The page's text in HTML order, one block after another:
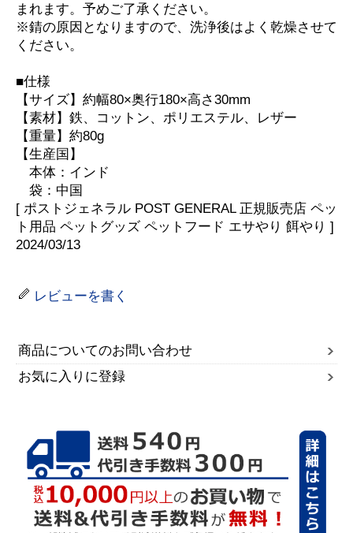
まれます。予めご了承ください。
※錆の原因となりますので、洗浄後はよく乾燥させて
ください。
■仕様
【サイズ】約幅80×奥行180×高さ30mm
【素材】鉄、コットン、ポリエステル、レザー
【重量】約80g
【生産国】
本体：インド
袋：中国
[ ポストジェネラル POST GENERAL 正規販売店 ペッ
ト用品 ペットグッズ ペットフード エサやり 餌やり ]
2024/03/13
レビューを書く
商品についてのお問い合わせ
お気に入りに登録